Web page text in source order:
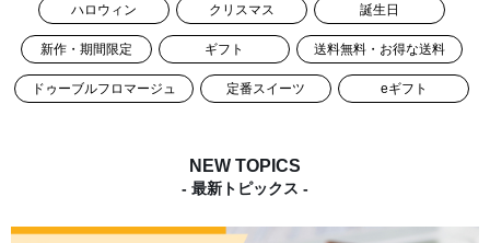
ハロウィン クリスマス 誕生日
新作・期間限定 ギフト 送料無料・お得な送料
ドゥーブルフロマージュ 定番スイーツ eギフト
NEW TOPICS
- 最新トピックス -